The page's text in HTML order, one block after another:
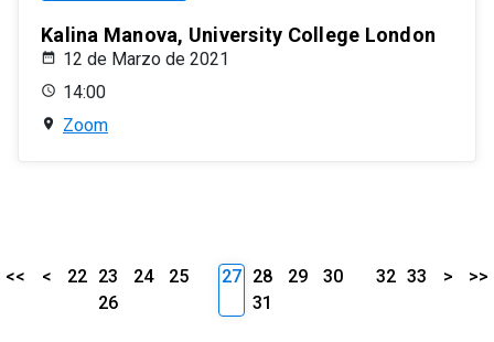
Kalina Manova, University College London
12 de Marzo de 2021
14:00
Zoom
<< < 22 23 24
25
26
27 28 29
30
31
32 33 > >>